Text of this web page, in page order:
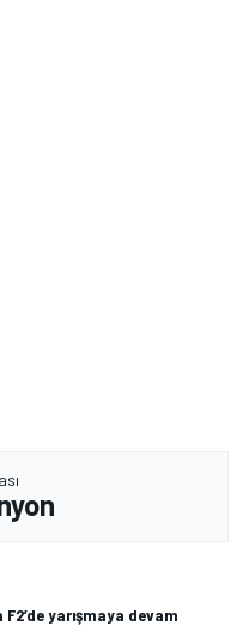
yarışmaya devam